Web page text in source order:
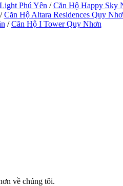
Phú Yên /Căn Hộ Happy Sky
Căn Hộ Altara Residences Quy
/Căn Hộ I Tower Quy Nhơn
về chúng tôi.